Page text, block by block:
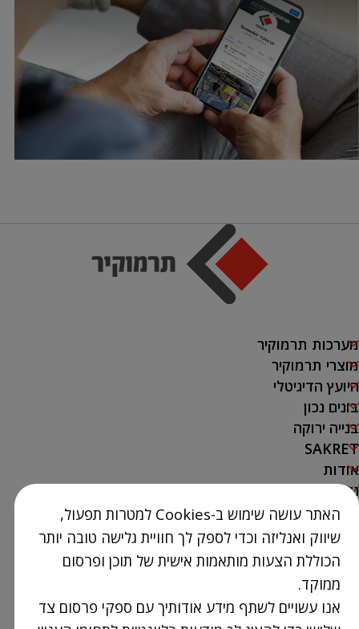
מערכות תרמוקיר
מוצרי תרמוקיר
היועץ הדיגיטלי
בונים נכון
בנייה ירוקה
SAKRET
אודות
נק' מכירה
צור קשר
03-9386300
info@Termokir.co.il
קיבוץ חורשים
האתר עושה שימוש ב-Cookies למטרות תפעול,
שיווק ואנליזה וכדי לספק לך חוויית גלישה טובה יותר
הכוללת הצעות מותאמות אישית של תוכן ופרסום
ממוקד.
אנו עשויים לשתף מידע אודותיך עם ספקי פרסום צד